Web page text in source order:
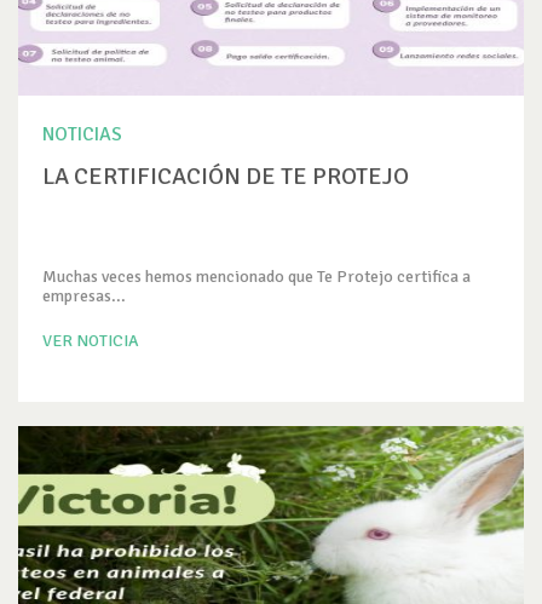
NOTICIAS
LA CERTIFICACIÓN DE TE PROTEJO
Muchas veces hemos mencionado que Te Protejo certifica a
empresas...
VER NOTICIA